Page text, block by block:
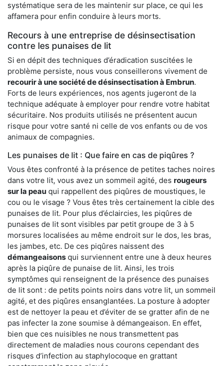
systématique sera de les maintenir sur place, ce qui les
affamera pour enfin conduire à leurs morts.
Recours à une entreprise de désinsectisation
contre les punaises de lit
Si en dépit des techniques d’éradication suscitées le
problème persiste, nous vous conseillerons vivement de
recourir à une société de désinsectisation à Embrun.
Forts de leurs expériences, nos agents jugeront de la
technique adéquate à employer pour rendre votre habitat
sécuritaire. Nos produits utilisés ne présentent aucun
risque pour votre santé ni celle de vos enfants ou de vos
animaux de compagnies.
Les punaises de lit : Que faire en cas de piqûres ?
Vous êtes confronté à la présence de petites taches noires
dans votre lit, vous avez un sommeil agité, des rougeurs
sur la peau qui rappellent des piqûres de moustiques, le
cou ou le visage ? Vous êtes très certainement la cible des
punaises de lit. Pour plus d’éclaircies, les piqûres de
punaises de lit sont visibles par petit groupe de 3 à 5
morsures localisées au même endroit sur le dos, les bras,
les jambes, etc. De ces piqûres naissent des
démangeaisons qui surviennent entre une à deux heures
après la piqûre de punaise de lit. Ainsi, les trois
symptômes qui renseignent de la présence des punaises
de lit sont : de petits points noirs dans votre lit, un sommeil
agité, et des piqûres ensanglantées. La posture à adopter
est de nettoyer la peau et d’éviter de se gratter afin de ne
pas infecter la zone soumise à démangeaison. En effet,
bien que ces nuisibles ne nous transmettent pas
directement de maladies nous courons cependant des
risques d’infection au staphylocoque en grattant